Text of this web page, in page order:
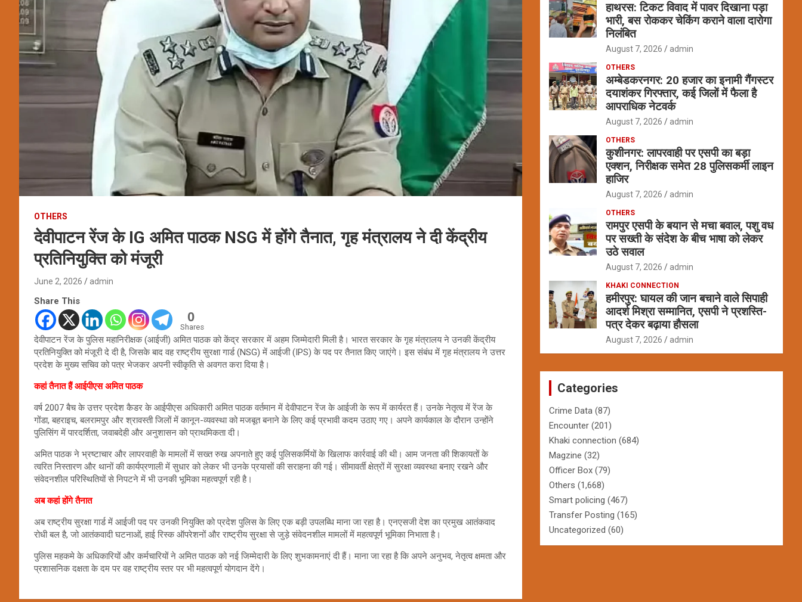
OTHERS
देवीपाटन रेंज के IG अमित पाठक NSG में होंगे तैनात, गृह मंत्रालय ने दी केंद्रीय
प्रतिनियुक्ति को मंजूरी
June 2, 2026 admin
Share This
0
Shares
देवीपाटन रेंज के पुलिस महानिरीक्षक (आईजी) अमित पाठक को केंद्र सरकार में अहम जिम्मेदारी मिली है। भारत सरकार के गृह मंत्रालय ने उनकी केंद्रीय
प्रतिनियुक्ति को मंजूरी दे दी है, जिसके बाद वह राष्ट्रीय सुरक्षा गार्ड (NSG) में आईजी (IPS) के पद पर तैनात किए जाएंगे। इस संबंध में गृह मंत्रालय ने उत्तर
प्रदेश के मुख्य सचिव को पत्र भेजकर अपनी स्वीकृति से अवगत करा दिया है।
कहां तैनात हैं आईपीएस अमित पाठक
वर्ष 2007 बैच के उत्तर प्रदेश कैडर के आईपीएस अधिकारी अमित पाठक वर्तमान में देवीपाटन रेंज के आईजी के रूप में कार्यरत हैं। उनके नेतृत्व में रेंज के
गोंडा, बहराइच, बलरामपुर और श्रावस्ती जिलों में कानून-व्यवस्था को मजबूत बनाने के लिए कई प्रभावी कदम उठाए गए। अपने कार्यकाल के दौरान उन्होंने
पुलिसिंग में पारदर्शिता, जवाबदेही और अनुशासन को प्राथमिकता दी।
अमित पाठक ने भ्रष्टाचार और लापरवाही के मामलों में सख्त रुख अपनाते हुए कई पुलिसकर्मियों के खिलाफ कार्रवाई की थी। आम जनता की शिकायतों के
त्वरित निस्तारण और थानों की कार्यप्रणाली में सुधार को लेकर भी उनके प्रयासों की सराहना की गई। सीमावर्ती क्षेत्रों में सुरक्षा व्यवस्था बनाए रखने और
संवेदनशील परिस्थितियों से निपटने में भी उनकी भूमिका महत्वपूर्ण रही है।
अब कहां होंगे तैनात
अब राष्ट्रीय सुरक्षा गार्ड में आईजी पद पर उनकी नियुक्ति को प्रदेश पुलिस के लिए एक बड़ी उपलब्धि माना जा रहा है। एनएसजी देश का प्रमुख आतंकवाद
रोधी बल है, जो आतंकवादी घटनाओं, हाई रिस्क ऑपरेशनों और राष्ट्रीय सुरक्षा से जुड़े संवेदनशील मामलों में महत्वपूर्ण भूमिका निभाता है।
पुलिस महकमे के अधिकारियों और कर्मचारियों ने अमित पाठक को नई जिम्मेदारी के लिए शुभकामनाएं दी हैं। माना जा रहा है कि अपने अनुभव, नेतृत्व क्षमता और
प्रशासनिक दक्षता के दम पर वह राष्ट्रीय स्तर पर भी महत्वपूर्ण योगदान देंगे।
हाथरस: टिकट विवाद में पावर दिखाना पड़ा
भारी, बस रोककर चेकिंग कराने वाला दारोगा
निलंबित
August 7, 2026 admin
OTHERS
अम्बेडकरनगर: 20 हजार का इनामी गैंगस्टर
दयाशंकर गिरफ्तार, कई जिलों में फैला है
आपराधिक नेटवर्क
August 7, 2026 admin
OTHERS
कुशीनगर: लापरवाही पर एसपी का बड़ा
एक्शन, निरीक्षक समेत 28 पुलिसकर्मी लाइन
हाजिर
August 7, 2026 admin
OTHERS
रामपुर एसपी के बयान से मचा बवाल, पशु वध
पर सख्ती के संदेश के बीच भाषा को लेकर
उठे सवाल
August 7, 2026 admin
KHAKI CONNECTION
हमीरपुर: घायल की जान बचाने वाले सिपाही
आदर्श मिश्रा सम्मानित, एसपी ने प्रशस्ति-
पत्र देकर बढ़ाया हौसला
August 7, 2026 admin
Categories
Crime Data (87)
Encounter (201)
Khaki connection (684)
Magzine (32)
Officer Box (79)
Others (1,668)
Smart policing (467)
Transfer Posting (165)
Uncategorized (60)